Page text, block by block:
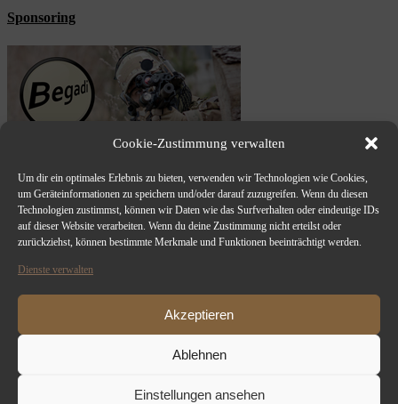
Cookie-Zustimmung verwalten
Um dir ein optimales Erlebnis zu bieten, verwenden wir Technologien wie Cookies,
um Geräteinformationen zu speichern und/oder darauf zuzugreifen. Wenn du diesen
Technologien zustimmst, können wir Daten wie das Surfverhalten oder eindeutige IDs
auf dieser Website verarbeiten. Wenn du deine Zustimmung nicht erteilst oder
zurückziehst, können bestimmte Merkmale und Funktionen beeinträchtigt werden.
Dienste verwalten
Akzeptieren
Ablehnen
Einstellungen ansehen
Sponsoring